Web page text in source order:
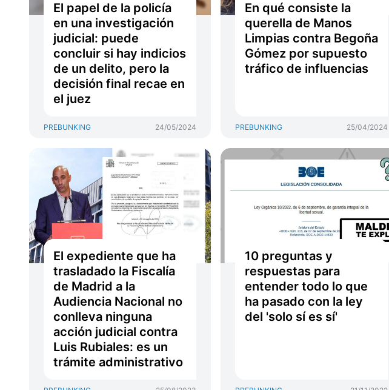
El papel de la policía
en una investigación
judicial: puede
concluir si hay indicios
de un delito, pero la
decisión final recae en
el juez
PREBUNKING 24/05/2024
En qué consiste la
querella de Manos
Limpias contra Begoña
Gómez por supuesto
tráfico de influencias
PREBUNKING 25/04/2024
El expediente que ha
trasladado la Fiscalía
de Madrid a la
Audiencia Nacional no
conlleva ninguna
acción judicial contra
Luis Rubiales: es un
trámite administrativo
10 preguntas y
respuestas para
entender todo lo que
ha pasado con la ley
del 'solo sí es sí'